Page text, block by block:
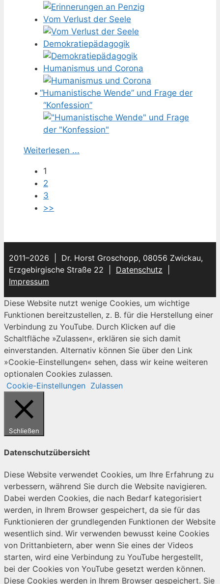
Vom Verlust der Seele
Demokratiepädagogik
Humanismus und Corona
“Humanistische Wende” und Frage der
“Konfession”
Weiterlesen ...
1
2
3
>>
2011–2026 | Dr. Horst Groschopp, 08056 Zwickau,
Erzgebirgische Straße 22 | Datenschutz
Impressum
Diese Website nutzt wenige Cookies, um wichtige
Funktionen bereitzustellen, z. B. für die Herstellung einer
Verbindung zu YouTube. Durch Klicken auf die
Schaltfläche »Zulassen«, erklären sie sich damit
einverstanden. Alternativ können Sie über den Link
»Cookie-Einstellungen« sehen, dass wir keine weiteren
optionalen Cookies zulassen.
Cookie-Einstellungen Zulassen
Schließen
Datenschutzübersicht
Diese Website verwendet Cookies, um Ihre Erfahrung zu
verbessern, während Sie durch die Website navigieren.
Dabei werden Cookies, die nach Bedarf kategorisiert
werden, in Ihrem Browser gespeichert, da sie für das
Funktionieren der grundlegenden Funktionen der Website
wesentlich sind. Wir verwenden bewusst keine Cookies
von Drittanbietern, aber wenn Sie eines der Videos
starten, wird eine Verbindung zu YouTube hergestellt,
bei der Cookies von YouTube gesetzt werden können.
Diese Cookies werden in Ihrem Browser gespeichert. Sie